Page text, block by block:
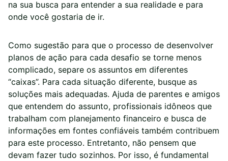
na sua busca para entender a sua realidade e para
onde você gostaria de ir.
Como sugestão para que o processo de desenvolver
planos de ação para cada desafio se torne menos
complicado, separe os assuntos em diferentes
“caixas”. Para cada situação diferente, busque as
soluções mais adequadas. Ajuda de parentes e amigos
que entendem do assunto, profissionais idôneos que
trabalham com planejamento financeiro e busca de
informações em fontes confiáveis também contribuem
para este processo. Entretanto, não pensem que
devam fazer tudo sozinhos. Por isso, é fundamental